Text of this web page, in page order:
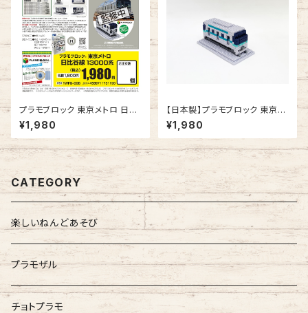
プラモブロック 東京メトロ 日比
谷線 13000系
¥1,980
【日本製】プラモブロック 東京メ
トロ 南北線 9000系
¥1,980
CATEGORY
楽しいねんどあそび
プラモザル
チョトプラモ